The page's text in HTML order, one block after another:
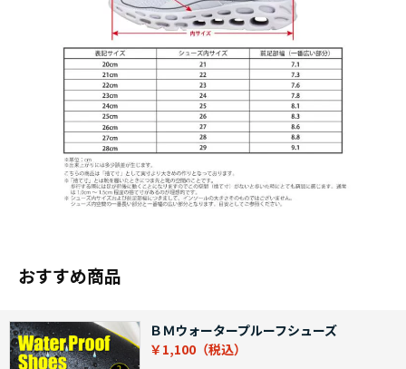
おすすめ商品
ＢＭウォータープルーフシューズ
￥1,100